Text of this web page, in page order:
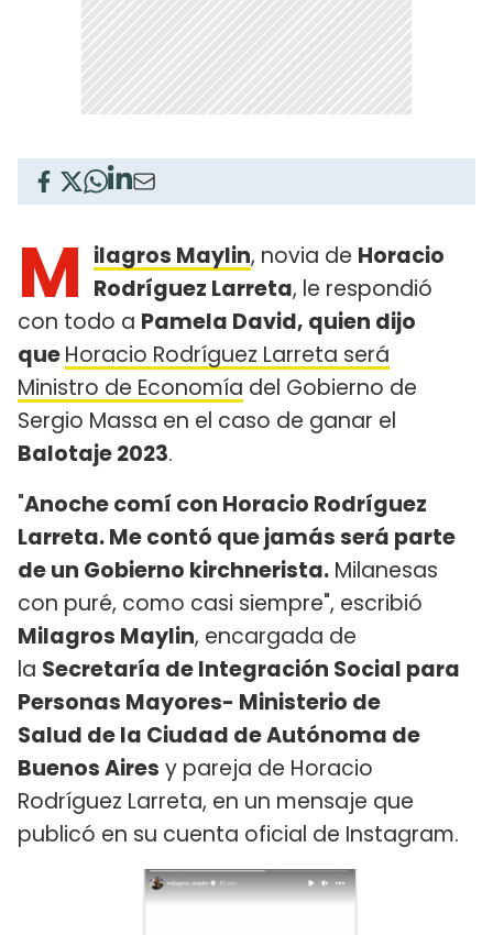
M ilagros Maylin, novia de Horacio
Rodríguez Larreta, le respondió
con todo a Pamela David, quien dijo
queHoracio Rodríguez Larreta será
Ministro de Economía del Gobierno de
Sergio Massa en el caso de ganar el
Balotaje 2023.
"Anoche comí con Horacio Rodríguez
Larreta. Me contó que jamás será parte
de un Gobierno kirchnerista. Milanesas
con puré, como casi siempre", escribió
Milagros Maylin, encargada de
la Secretaría de Integración Social para
Personas Mayores- Ministerio de
Salud de la Ciudad de Autónoma de
Buenos Aires y pareja de Horacio
Rodríguez Larreta, en un mensaje que
publicó en su cuenta oficial de Instagram.